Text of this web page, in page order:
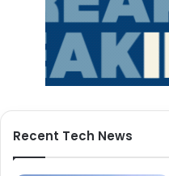
Recent Tech News